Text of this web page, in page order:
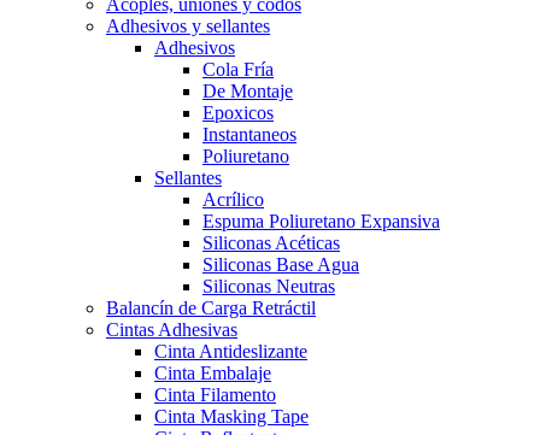
Adhesivos y sellantes
Adhesivos
Cola Fría
De Montaje
Epoxicos
Instantaneos
Poliuretano
Sellantes
Acrílico
Espuma Poliuretano Expansiva
Siliconas Acéticas
Siliconas Base Agua
Siliconas Neutras
Balancín de Carga Retráctil
Cintas Adhesivas
Cinta Antideslizante
Cinta Embalaje
Cinta Filamento
Cinta Masking Tape